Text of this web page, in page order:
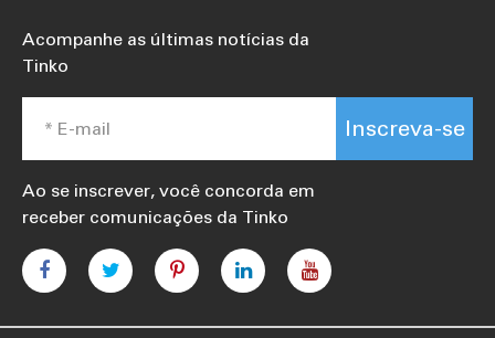
Acompanhe as últimas notícias da
Tinko
Inscreva-se
Ao se inscrever, você concorda em
receber comunicações da Tinko